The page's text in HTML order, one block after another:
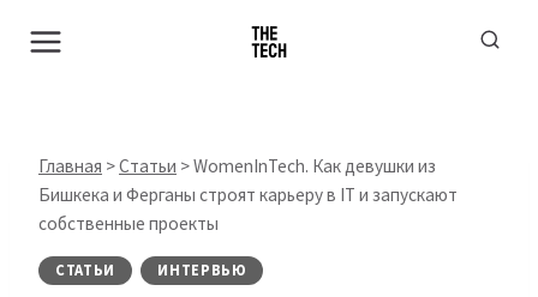
Главная >Статьи >WomenInTech. Как девушки из
Бишкека и Ферганы строят карьеру в IT и запускают
собственные проекты
СТАТЬИ ИНТЕРВЬЮ